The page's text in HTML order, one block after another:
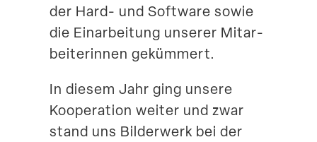
der Hard- und Software sowie
die Einar­beitung unserer Mitar­
bei­te­rinnen gekümmert.
In diesem Jahr ging unsere
Koope­ration weiter und zwar
stand uns Bilderwerk bei der